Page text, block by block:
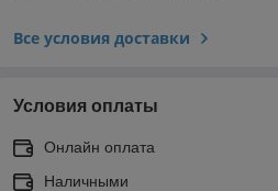
Все условия доставки
Условия оплаты
Онлайн оплата
Наличными